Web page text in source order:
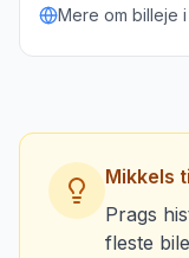
Mere om billeje i
Mikkels
Prags
fleste